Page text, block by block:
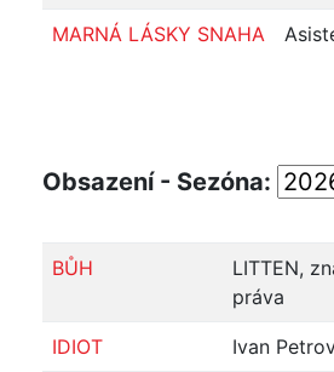
MARNÁ LÁSKY SNAHA
Obsazení - Sezóna:
BŮH
LITTEN,
práva
IDIOT Ivan